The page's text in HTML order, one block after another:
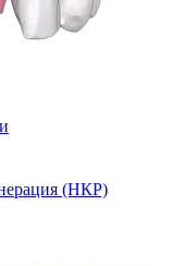
(НКР)